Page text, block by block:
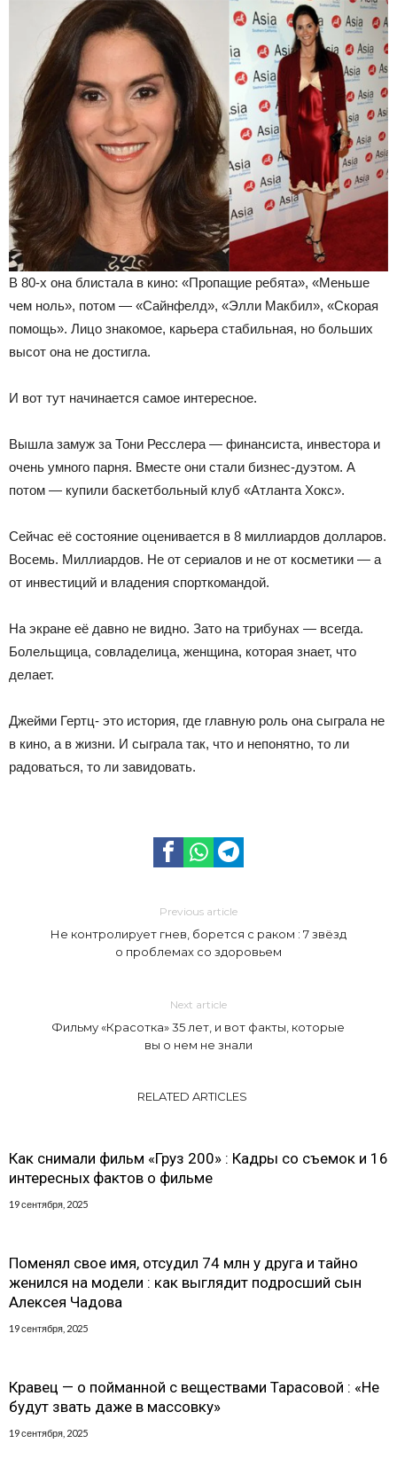
В 80-х она блистала в кино: «Пропащие ребята», «Меньше
чем ноль», потом — «Сайнфелд», «Элли Макбил», «Скорая
помощь». Лицо знакомое, карьера стабильная, но больших
высот она не достигла.
И вот тут начинается самое интересное.
Вышла замуж за Тони Ресслера — финансиста, инвестора и
очень умного парня. Вместе они стали бизнес-дуэтом. А
потом — купили баскетбольный клуб «Атланта Хокс».
Сейчас её состояние оценивается в 8 миллиардов долларов.
Восемь. Миллиардов. Не от сериалов и не от косметики — а
от инвестиций и владения спорткомандой.
На экране её давно не видно. Зато на трибунах — всегда.
Болельщица, совладелица, женщина, которая знает, что
делает.
Джейми Гертц- это история, где главную роль она сыграла не
в кино, а в жизни. И сыграла так, что и непонятно, то ли
радоваться, то ли завидовать.
Previous article
Не контролирует гнев, борется с раком : 7 звёзд
о проблемах со здоровьем
Next article
Фильму «Красотка» 35 лет, и вот факты, которые
вы о нем не знали
RELATED ARTICLES
Как снимали фильм «Груз 200» : Кадры со съемок и 16
интересных фактов о фильме
19 сентября, 2025
Поменял свое имя, отсудил 74 млн у друга и тайно
женился на модели : как выглядит подросший сын
Алексея Чадова
19 сентября, 2025
Кравец — о пойманной с веществами Тарасовой : «Не
будут звать даже в массовку»
19 сентября, 2025